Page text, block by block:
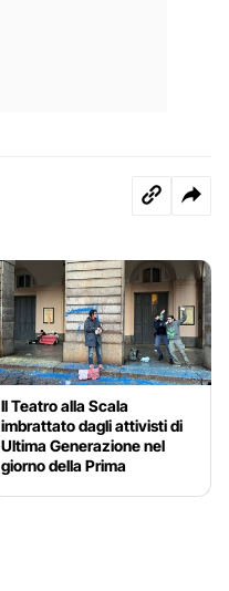
Il Teatro alla Scala
imbrattato dagli attivisti di
Ultima Generazione nel
giorno della Prima